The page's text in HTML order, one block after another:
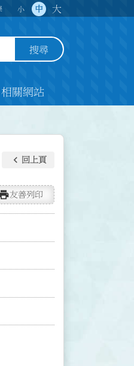
小 中 大
搜尋
相關網站
keyboard_arrow_left 回上頁
友善列印